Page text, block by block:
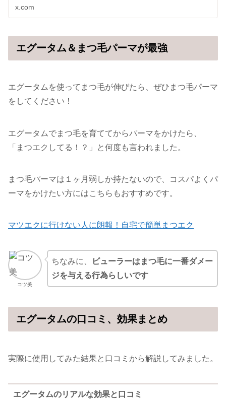
x.com
エグータム＆まつ毛パーマが最強
エグータムを使ってまつ毛が伸びたら、ぜひまつ毛パーマ
をしてください！
エグータムでまつ毛を育ててからパーマをかけたら、
「まつエクしてる！？」と何度も言われました。
まつ毛パーマは１ヶ月弱しか持たないので、コスパよくパ
ーマをかけたい方にはこちらもおすすめです。
マツエクに行けない人に朗報！自宅で簡単まつエク
コツ美
ちなみに、
ビューラーはまつ毛に一番ダメー
ジを与える行為らしいです
エグータムの口コミ、効果まとめ
実際に使用してみた結果と口コミから解説してみました。
エグータムのリアルな効果と口コミ